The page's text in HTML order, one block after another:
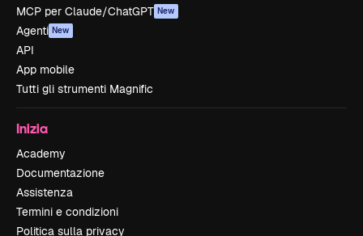
MCP per Claude/ChatGPT New
Agenti New
API
App mobile
Tutti gli strumenti Magnific
Inizia
Academy
Documentazione
Assistenza
Termini e condizioni
Politica sulla privacy